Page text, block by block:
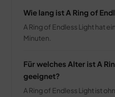
Wie lang ist A Ring of
A Ring of Endless Light hat
Minuten.
Für welches Alter ist A
geeignet?
A Ring of Endless Light ist